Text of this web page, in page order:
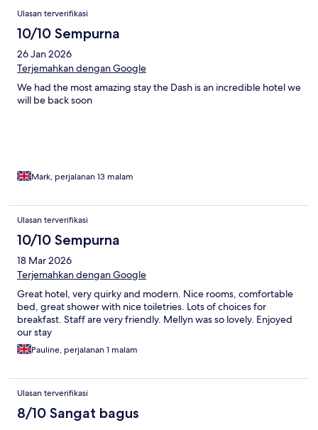
Ulasan terverifikasi
10/10 Sempurna
26 Jan 2026
Terjemahkan dengan Google
We had the most amazing stay the Dash is an incredible hotel we
will be back soon
Mark, perjalanan 13 malam
Ulasan terverifikasi
10/10 Sempurna
18 Mar 2026
Terjemahkan dengan Google
Great hotel, very quirky and modern. Nice rooms, comfortable
bed, great shower with nice toiletries. Lots of choices for
breakfast. Staff are very friendly. Mellyn was so lovely. Enjoyed
our stay
Pauline, perjalanan 1 malam
Ulasan terverifikasi
8/10 Sangat bagus